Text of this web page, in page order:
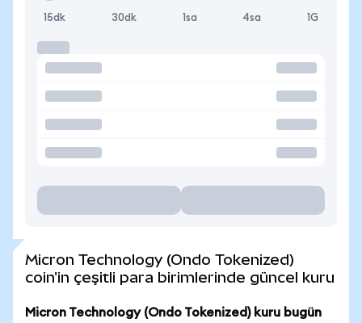
15dk 30dk 1sa 4sa 1G
Micron Technology (Ondo Tokenized)
coin'in çeşitli para birimlerinde güncel kuru
Micron Technology (Ondo Tokenized) kuru bugün